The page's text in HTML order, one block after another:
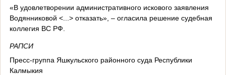
«В удовлетворении административного искового заявления
Водянниковой <...> отказать», – огласила решение судебная
коллегия ВС РФ.
РАПСИ
Пресс-группа Яшкульского районного суда Республики
Калмыкия